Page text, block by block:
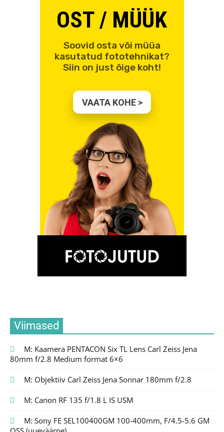
Viimased
M: Kaamera PENTACON Six TL Lens Carl Zeiss Jena
80mm f/2.8 Medium format 6×6
M: Objektiiv Carl Zeiss Jena Sonnar 180mm f/2.8
M: Canon RF 135 f/1.8 L IS USM
M: Sony FE SEL100400GM 100-400mm, F/4.5-5.6 GM